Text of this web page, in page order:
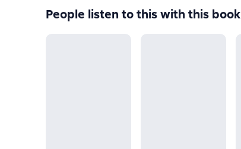
People listen to this with this book